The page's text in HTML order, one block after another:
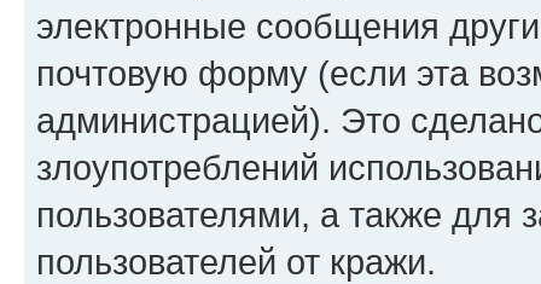
электронные сообщения
почтовую форму (если эта
администрацией). Это
злоупотреблений
пользователями, а также для
пользователей от кражи.